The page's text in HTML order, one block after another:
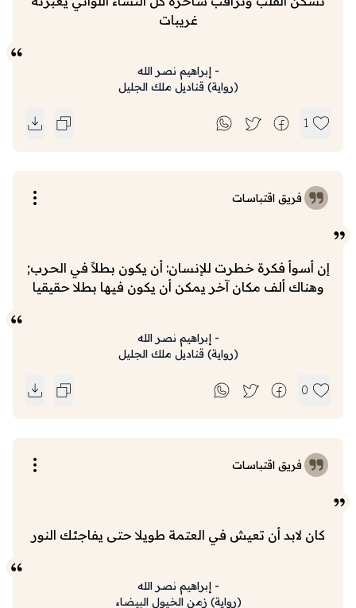
غريبات
-إبراهيم نصر الله
(رواية) قناديل ملك الجليل
1
فريق اقتباسات
إن أسوأ فكرة خطرت للإنسان: أن يكون بطلاً في الحرب;
وهناك ألف مكان آخر يمكن أن يكون فيها بطلا حقيقيا
-إبراهيم نصر الله
(رواية) قناديل ملك الجليل
0
فريق اقتباسات
كان لابد أن تعيش في العتمة طويلا حتى يفاجئك النور
-إبراهيم نصر الله
(رواية) زمن الخيول البيضاء